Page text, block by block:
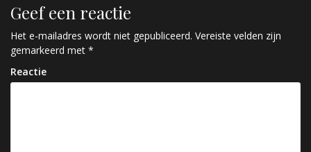
i
c
h
t
Geef een reactie
Het e-mailadres wordt niet gepubliceerd. Vereiste velden zijn
gemarkeerd met *
Reactie